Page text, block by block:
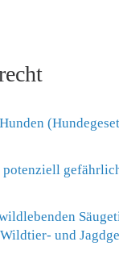
und